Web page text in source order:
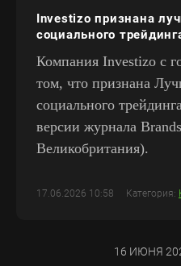
Investizo признана
социального
Компания Investizo с
том, что признана
социального
версии журнала
Великобритания).
17.06.2026 10:58 Категория:
16 ИЮНЯ